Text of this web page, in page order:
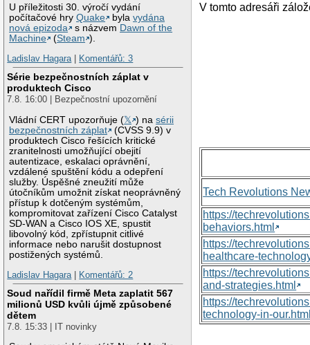
U příležitosti 30. výročí vydání
počítačové hryQuake bylavydána
nová epizoda
s názvem Dawn of the
Machine
(Steam ).
Ladislav Hagara| Komentářů: 3
Série bezpečnostních záplat v
produktech Cisco
7.8. 16:00 | Bezpečnostní upozornění
Vládní CERT upozorňuje (𝕏 ) nasérii
bezpečnostních záplat
(CVSS 9.9) v
produktech Cisco řešících kritické
zranitelnosti umožňující obejití
autentizace, eskalaci oprávnění,
vzdálené spuštění kódu a odepření
služby. Úspěšné zneužití může
útočníkům umožnit získat neoprávněný
přístup k dotčeným systémům,
kompromitovat zařízení Cisco Catalyst
SD-WAN a Cisco IOS XE, spustit
libovolný kód, zpřístupnit citlivé
informace nebo narušit dostupnost
postižených systémů.
Ladislav Hagara| Komentářů: 2
Soud nařídil firmě Meta zaplatit 567
milionů USD kvůli újmě způsobené
dětem
7.8. 15:33 | IT novinky
V tomto adresáři
Tech Revolutions
https://
behaviors.html
https://
healthcare-
https://
and-strategies.html
https://
technology-in-